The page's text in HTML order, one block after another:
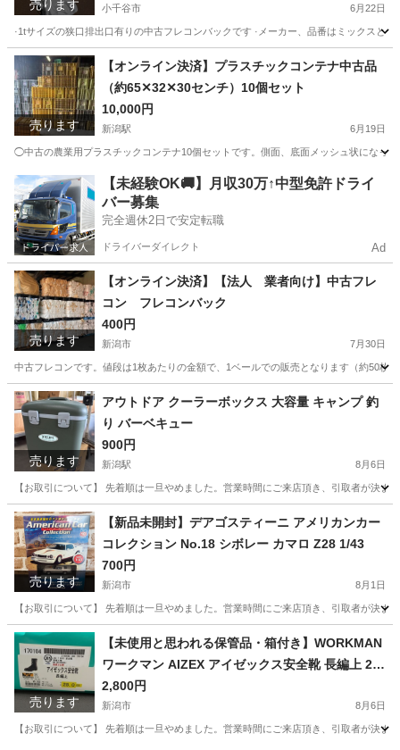
売ります 小千谷市 6月22日
·1tサイズの狭口排出口有りの中古フレコンバックです ·メーカー、品番はミックスと
新潟 小千谷市 その他 フレコンバック
売ります
【オンライン決済】プラスチックコンテナ中古品
（約65✕32✕30センチ）10個セット
10,000円
新潟駅 6月19日
◯中古の農業用プラスチックコンテナ10個セットです。側面、底面メッシュ状になっ
新潟 新潟市 新潟駅 収納家具
【未経験OK🚚】月収30万↑中型免許ドライ
バー募集
完全週休2日で安定転職
ドライバーダイレクト Ad
売ります
【オンライン決済】【法人 業者向け】中古フレ
コン フレコンバック
400円
新潟市 7月30日
中古フレコンです。値段は1枚あたりの金額で、1ベールでの販売となります（約50
新潟 新潟市 その他 フレコン
売ります
アウトドア クーラーボックス 大容量 キャンプ 釣
り バーベキュー
900円
新潟駅 8月6日
【お取引について】 先着順は一旦やめました。営業時間にご来店頂き、引取者が決
新潟 新潟市 新潟駅 その他
売ります
【新品未開封】デアゴスティーニ アメリカンカー
コレクション No.18 シボレー カマロ Z28 1/43
700円
新潟市 8月1日
【お取引について】 先着順は一旦やめました。営業時間にご来店頂き、引取者が決
新潟 新潟市 ミニカー カマロ
売ります
【未使用と思われる保管品・箱付き】WORKMAN
ワークマン AIZEX アイゼックス安全靴 長編上 28.
0cm EEE ブラック 牛革 本革 JIS T8101 革製S種
合成ゴム底 編み上げ 紐タイプ ハイカット セーフ
ティブーツ 作業靴 工事 建設 工場 現場 52301-32
2,800円
新潟市 8月6日
【お取引について】 先着順は一旦やめました。営業時間にご来店頂き、引取者が決